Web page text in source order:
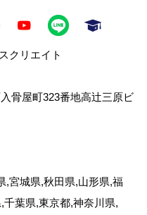
クリエイト
骨屋町323番地高辻三原ビ
,宮城県,秋田県,山形県,福
葉県,東京都,神奈川県,